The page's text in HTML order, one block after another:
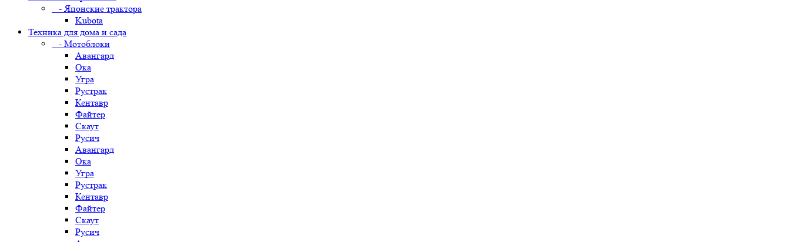
- Японские трактора
Kubota
Техника для дома и сада
- Мотоблоки
Авангард
Ока
Угра
Рустрак
Кентавр
Файтер
Скаут
Русич
Авангард
Ока
Угра
Рустрак
Кентавр
Файтер
Скаут
Русич